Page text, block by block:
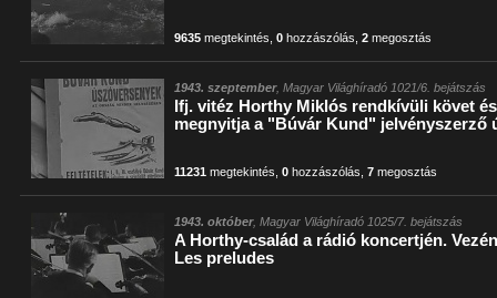
9635 megtekintés ,0 hozzászólás ,2 megosztás
1943. szeptember, Magyar Világhíradó 1021/6. bejátszás
Ifj. vitéz Horthy Miklós rendkívüli követ
megnyitja a "Búvár Kund" jelvényszerző
11231 megtekintés ,0 hozzászólás ,7 megosztás
1943. október, Magyar Világhíradó 1025/7. bejátszás
A Horthy-család a rádió koncertjén.
Les preludes